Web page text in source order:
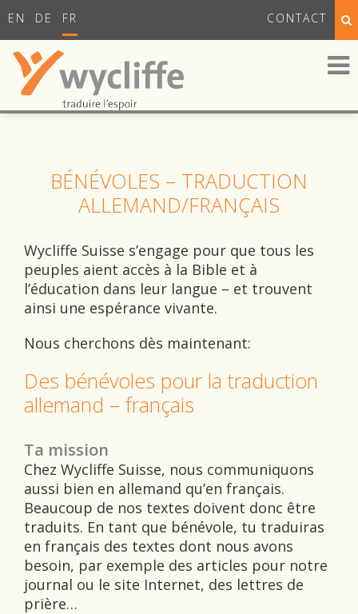
EN DE FR CONTACT
BÉNÉVOLES – TRADUCTION
ALLEMAND/FRANÇAIS
Wycliffe Suisse s’engage pour que tous les
peuples aient accès à la Bible et à
l’éducation dans leur langue – et trouvent
ainsi une espérance vivante.
Nous cherchons dès maintenant:
Des bénévoles pour la traduction
allemand – français
Ta mission
Chez Wycliffe Suisse, nous communiquons
aussi bien en allemand qu’en français.
Beaucoup de nos textes doivent donc être
traduits. En tant que bénévole, tu traduiras
en français des textes dont nous avons
besoin, par exemple des articles pour notre
journal ou le site Internet, des lettres de
prière…